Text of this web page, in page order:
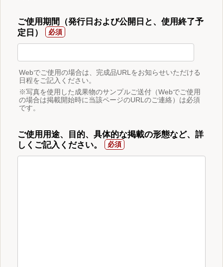
ご使用期間（発行日および公開日と、使用終了予
定日）
Webでご使用の場合は、完成品URLをお知らせいただける
日程をご記入ください。
※写真を使用した成果物のサンプルご送付（Webでご使用
の場合は掲載開始時に当該ページのURLのご連絡）は必須
です。
ご使用用途、目的、具体的な掲載の形態など、詳
しくご記入ください。